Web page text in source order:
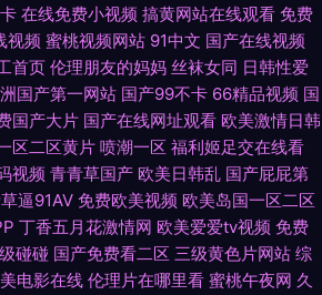
在线免费小视频 搞黄网站在线观看 免费
视频 蜜桃视频网站 91中文 国产在线视频
首页 伦理朋友的妈妈 丝袜女同 日韩性爱
国产第一网站 国产99不卡 66精品视频 国
国产大片 国产在线网址观看 欧美激情日韩
区二区黄片 喷潮一区 福利姬足交在线看
视频 青青草国产 欧美日韩乱 国产屁屁第
逼91AV 免费欧美视频 欧美岛国一区二区
丁香五月花激情网 欧美爱爱tv视频 免费
碰碰 国产免费看二区 三级黄色片网站 综
电影在线 伦理片在哪里看 蜜桃午夜网 久